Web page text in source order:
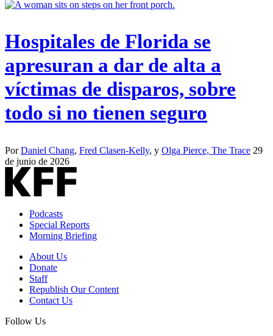
Hospitales de Florida se
apresuran a dar de alta a
víctimas de disparos, sobre
todo si no tienen seguro
PorDaniel Chang, Fred Clasen-Kelly, y Olga Pierce, The Trace 29
de junio de 2026
Podcasts
Special Reports
Morning Briefing
About Us
Donate
Staff
Republish Our Content
Contact Us
Follow Us